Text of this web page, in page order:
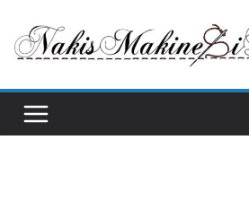
content